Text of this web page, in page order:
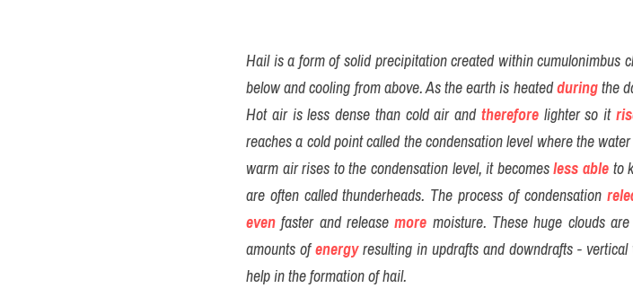
Hail is a form of solid precipitation created within cumulonimbus
below and cooling from above. As the earth is heated during the
Hot air is less dense than cold air and therefore lighter so it
reaches a cold point called the condensation level where the
warm air rises to the condensation level, it becomesless able to
are often called thunderheads. The process of condensation
even faster and release more moisture. These huge clouds are
amounts of energy resulting in updrafts and downdrafts -
help in the formation of hail.